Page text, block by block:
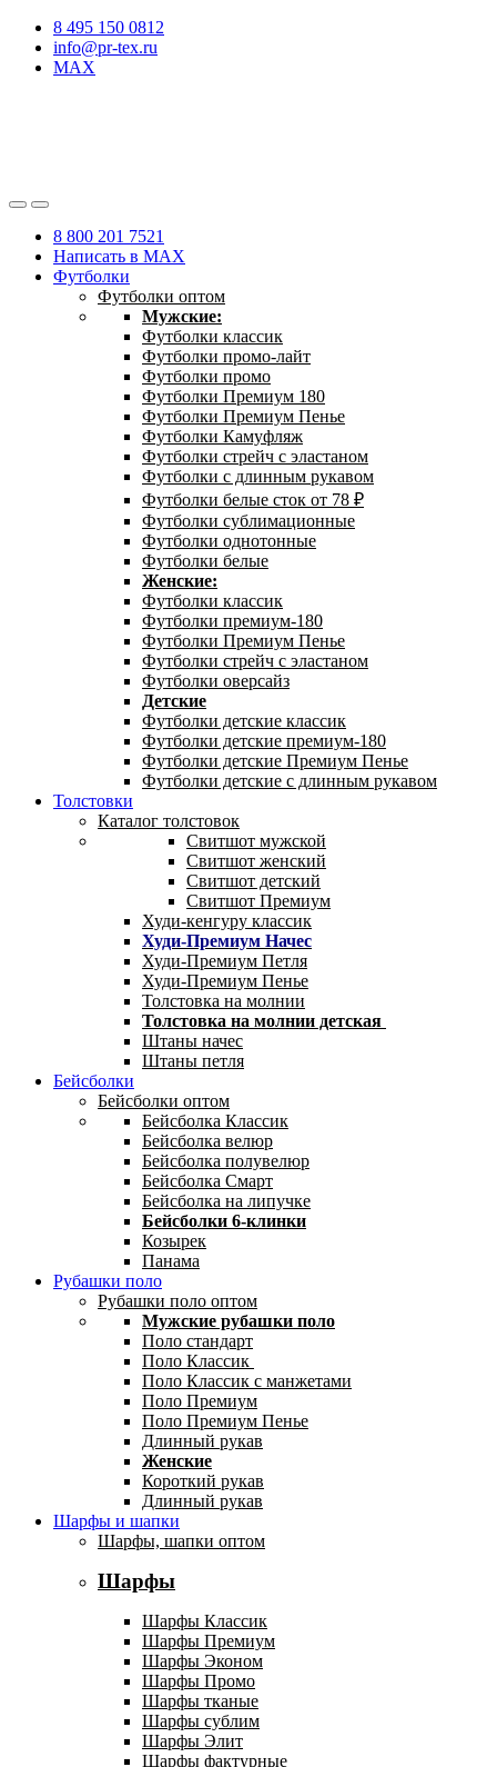
8 495 150 0812
info@pr-tex.ru
MAX
8 800 201 7521
Написать в MAX
Футболки
Футболки оптом
Мужские:
Футболки классик
Футболки промо-лайт
Футболки промо
Футболки Премиум 180
Футболки Премиум Пенье
Футболки Камуфляж
Футболки стрейч с эластаном
Футболки с длинным рукавом
Футболки белые сток от 78 ₽
Футболки сублимационные
Футболки однотонные
Футболки белые
Женские:
Футболки классик
Футболки премиум-180
Футболки Премиум Пенье
Футболки стрейч с эластаном
Футболки оверсайз
Детские
Футболки детские классик
Футболки детские премиум-180
Футболки детские Премиум Пенье
Футболки детские с длинным рукавом
Толстовки
Каталог толстовок
Свитшот мужской
Свитшот женский
Свитшот детский
Свитшот Премиум
Худи-кенгуру классик
Худи-Премиум Начес
Худи-Премиум Петля
Худи-Премиум Пенье
Толстовка на молнии
Толстовка на молнии детская
Штаны начес
Штаны петля
Бейсболки
Бейсболки оптом
Бейсболка Классик
Бейсболка велюр
Бейсболка полувелюр
Бейсболка Смарт
Бейсболка на липучке
Бейсболки 6-клинки
Козырек
Панама
Рубашки поло
Рубашки поло оптом
Мужские рубашки поло
Поло стандарт
Поло Классик
Поло Классик с манжетами
Поло Премиум
Поло Премиум Пенье
Длинный рукав
Женские
Короткий рукав
Длинный рукав
Шарфы и шапки
Шарфы, шапки оптом
Шарфы
Шарфы Классик
Шарфы Премиум
Шарфы Эконом
Шарфы Промо
Шарфы тканые
Шарфы сублим
Шарфы Элит
Шарфы фактурные